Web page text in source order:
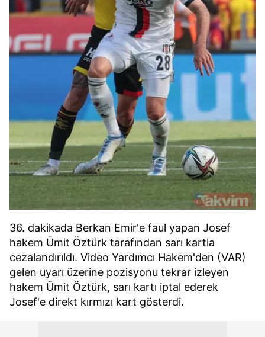
36. dakikada Berkan Emir'e faul yapan Josef
hakem Ümit Öztürk tarafından sarı kartla
cezalandırıldı. Video Yardımcı Hakem'den (VAR)
gelen uyarı üzerine pozisyonu tekrar izleyen
hakem Ümit Öztürk, sarı kartı iptal ederek
Josef'e direkt kırmızı kart gösterdi.